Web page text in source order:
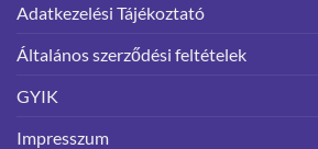
Adatkezelési Tájékoztató
Általános szerződési feltételek
GYIK
Impresszum